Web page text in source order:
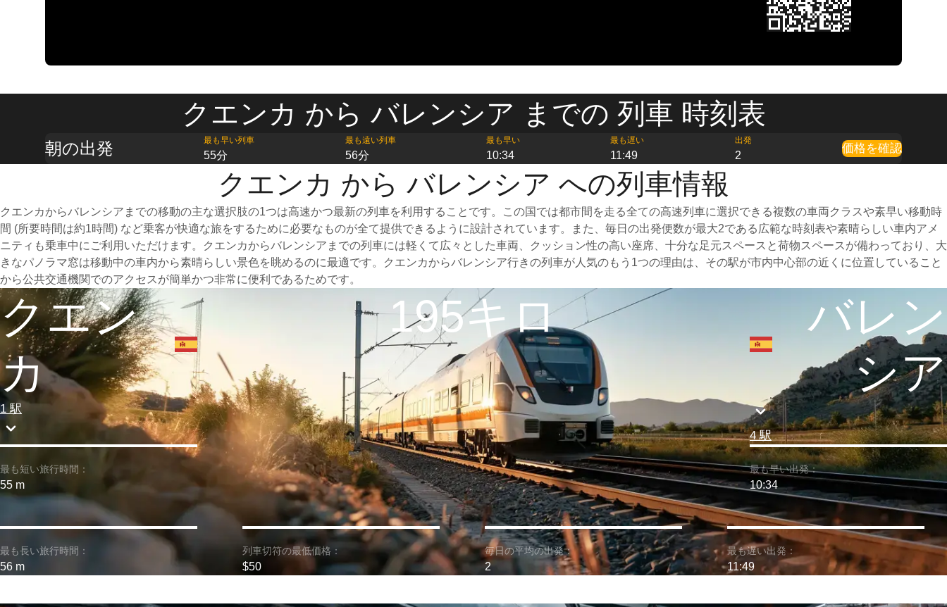
クエンカ から バレンシア までの 列車 時刻表
朝の出発 最も早い列車
55分
最も遠い列車
56分
最も早い
10:34
最も遅い
11:49
出発
2
価格を確認
クエンカ から バレンシア への列車情報
クエンカからバレンシアまでの移動の主な選択肢の1つは高速かつ最新の列車を利用することです。この国では都市間を走る全ての高速列車に選択できる複数の車両クラスや素早い移動時
間 (所要時間は約1時間) など乗客が快適な旅をするために必要なものが全て提供できるように設計されています。また、毎日の出発便数が最大2である広範な時刻表や素晴らしい車内アメ
ニティも乗車中にご利用いただけます。クエンカからバレンシアまでの列車には軽くて広々とした車両、クッション性の高い座席、十分な足元スペースと荷物スペースが備わっており、大
きなパノラマ窓は移動中の車内から素晴らしい景色を眺めるのに最適です。クエンカからバレンシア行きの列車が人気のもう1つの理由は、その駅が市内中心部の近くに位置していること
から公共交通機関でのアクセスが簡単かつ非常に便利であるためです。
クエン
カ
1 駅
195キロ
バレン
シア
4 駅
最も短い旅行時間：
55 m
最も早い出発：
10:34
最も長い旅行時間：
56 m
列車切符の最低価格：
$50
毎日の平均の出発：
2
最も遅い出発：
11:49